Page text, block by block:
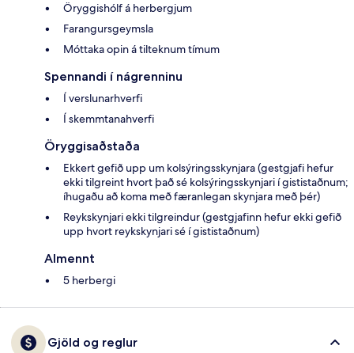
Öryggishólf á herbergjum
Farangursgeymsla
Móttaka opin á tilteknum tímum
Spennandi í nágrenninu
Í verslunarhverfi
Í skemmtanahverfi
Öryggisaðstaða
Ekkert gefið upp um kolsýringsskynjara (gestgjafi hefur
ekki tilgreint hvort það sé kolsýringsskynjari í gististaðnum;
íhugaðu að koma með færanlegan skynjara með þér)
Reykskynjari ekki tilgreindur (gestgjafinn hefur ekki gefið
upp hvort reykskynjari sé í gististaðnum)
Almennt
5 herbergi
Gjöld og reglur